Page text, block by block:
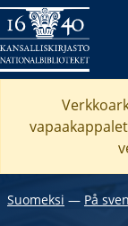
Suomeksi ― På